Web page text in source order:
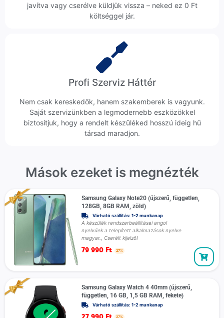
javítva vagy cserélve küldjük vissza – neked ez 0 Ft
költséggel jár.
Profi Szerviz Háttér
Nem csak kereskedők, hanem szakemberek is vagyunk.
Saját szervizünkben a legmodernebb eszközökkel
biztosítjuk, hogy a rendelt készüléked hosszú ideig hű
társad maradjon.
Mások ezeket is megnézték
Samsung Galaxy Note20 (újszerű, független,
128GB, 8GB RAM, zöld)
Várható szállítás: 1-2 munkanap
A készülék rendszerbeállításai angol
nyelvűek a telepített alkalmazások nyelve
magyar., Cserélt kijelző!
79 990 Ft 27%
Samsung Galaxy Watch 4 40mm (újszerű,
független, 16 GB, 1,5 GB RAM, fekete)
Várható szállítás: 1-2 munkanap
27%